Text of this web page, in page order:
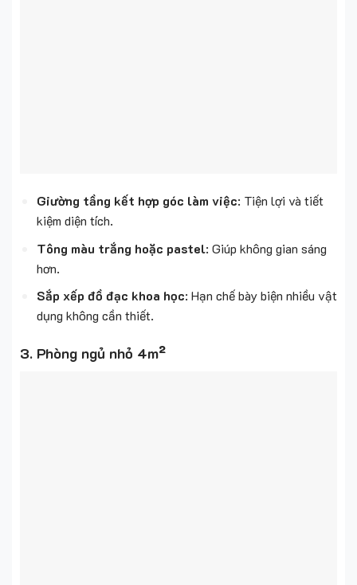
Giường tầng kết hợp góc làm việc: Tiện lợi và tiết
kiệm diện tích.
Tông màu trắng hoặc pastel: Giúp không gian sáng
hơn.
Sắp xếp đồ đạc khoa học: Hạn chế bày biện nhiều vật
dụng không cần thiết.
3. Phòng ngủ nhỏ 4m²